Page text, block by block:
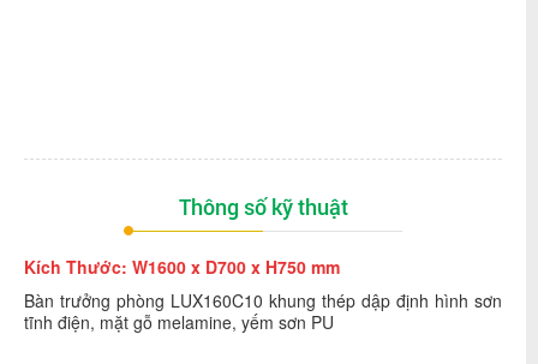
Thông số kỹ thuật
Kích Thước: W1600 x D700 x H750 mm
Bàn trưởng phòng LUX160C10 khung thép dập định hình sơn
tĩnh điện, mặt gỗ melamine, yếm sơn PU